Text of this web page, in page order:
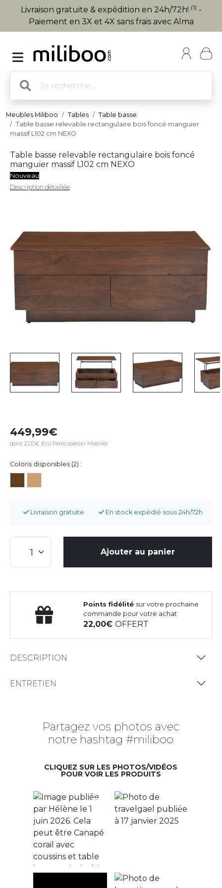
Livraison gratuite & expédition en 24h/72h! (1) -
Paiement en 3X et 4X sans frais avec Alma
Meubles Miliboo Tables
Table basse
Table basse relevable rectangulaire bois foncé manguier
massif L102 cm NEXO
Table basse relevable rectangulaire bois foncé
manguier massif L102 cm NEXO
Nouveau
Description détaillée
449,99
dont 2,00€ Eco-Participation Mobilier
Coloris disponibles (2) :
Livraison gratuite En stock expédié sous 24h/72h
Ajouter au panier
Points fidélité sur votre prochaine
commande pour votre achat
22,00OFFERT
DESCRIPTION
ENTRETIEN
Partagez vos photos avec
notre hashtag #miliboo
CLIQUEZ SUR LES PHOTOS/VIDÉOS
POUR VOIR LES PRODUITS